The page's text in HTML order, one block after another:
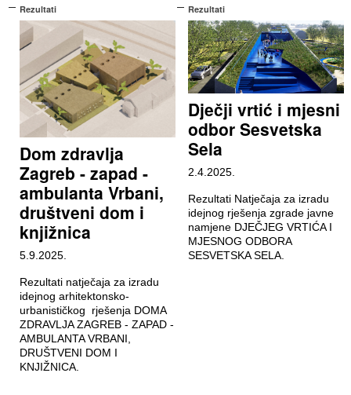
Rezultati
Dom zdravlja
Zagreb - zapad -
ambulanta Vrbani,
društveni dom i
knjižnica
5.9.2025.
Rezultati natječaja za izradu
idejnog arhitektonsko-
urbanističkog rješenja DOMA
ZDRAVLJA ZAGREB - ZAPAD -
AMBULANTA VRBANI,
DRUŠTVENI DOM I
KNJIŽNICA.
Rezultati
Dječji vrtić i mjesni
odbor Sesvetska
Sela
2.4.2025.
Rezultati Natječaja za izradu
idejnog rješenja zgrade javne
namjene DJEČJEG VRTIĆA I
MJESNOG ODBORA
SESVETSKA SELA.